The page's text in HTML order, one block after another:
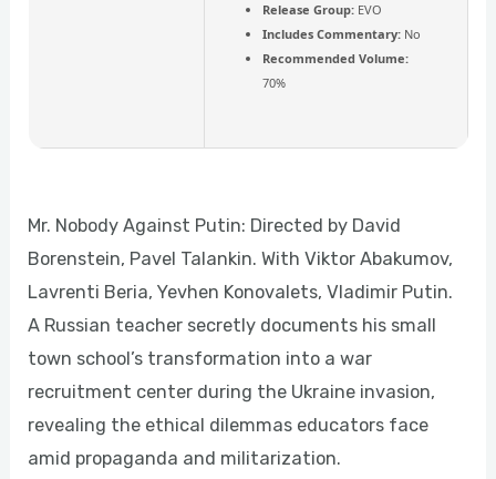
Release Group:EVO
Includes Commentary:No
Recommended Volume:
70%
Mr. Nobody Against Putin: Directed by David
Borenstein, Pavel Talankin. With Viktor Abakumov,
Lavrenti Beria, Yevhen Konovalets, Vladimir Putin.
A Russian teacher secretly documents his small
town school’s transformation into a war
recruitment center during the Ukraine invasion,
revealing the ethical dilemmas educators face
amid propaganda and militarization.